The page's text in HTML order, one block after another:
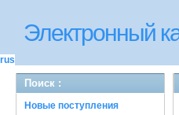
Электронный
rus
Поиск :
Новые поступления